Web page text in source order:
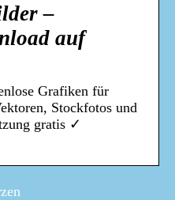
–
auf
Grafiken für
Stockfotos und
gratis ✓